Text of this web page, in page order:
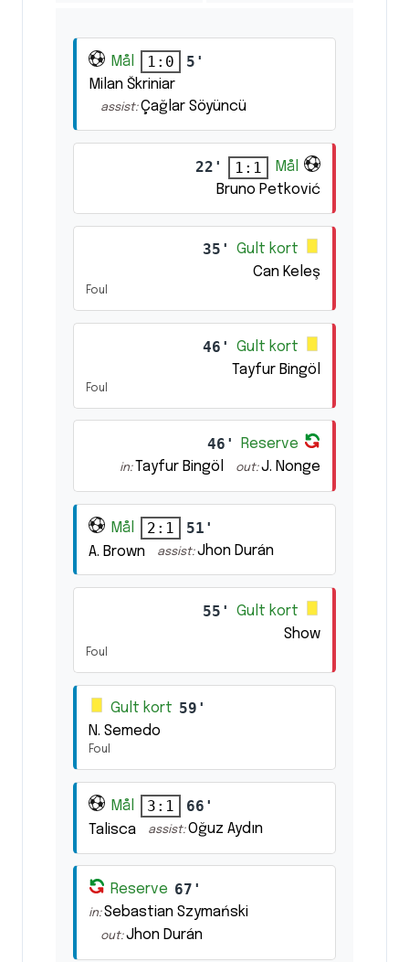
Mål 1:0 5'
Milan Škriniar
assist:Çağlar Söyüncü
22' 1:1
Mål
Bruno Petković
35'
Gult kort
Can Keleş
Foul
46'
Gult kort
Tayfur Bingöl
Foul
46' Reserve
in: Tayfur Bingöl out: J. Nonge
Mål 2:1 51'
A. Brown assist:Jhon Durán
55'
Gult kort
Show
Foul
Gult kort 59'
N. Semedo
Foul
Mål 3:1 66'
Talisca assist:Oğuz Aydın
Reserve 67'
in: Sebastian Szymański
out: Jhon Durán